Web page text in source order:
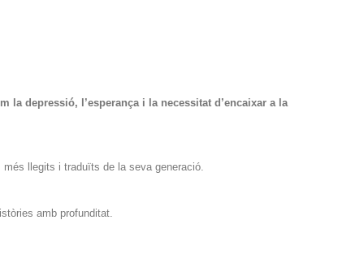
depressió, l’esperança i la necessitat d’encaixar a la
llegits i traduïts de la seva generació.
amb profunditat.